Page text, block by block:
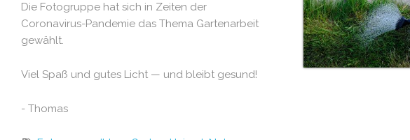
Die Fotogruppe hat sich in Zeiten der
Coronavirus-Pandemie das Thema Gartenarbeit
gewählt.
Viel Spaß und gutes Licht — und bleibt gesund!
- Thomas